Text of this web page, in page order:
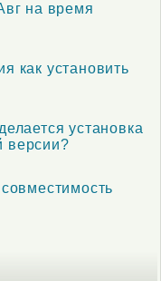
на время
как установить
установка
версии?